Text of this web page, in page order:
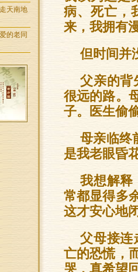
天南地
的老同
病、死亡，
来，我拥有
但时间并
父亲的背
很远的路。
子。医生偷
母亲临终
是我老眼昏
我想解释
常都显得多
这才安心地
父母接连
亡的恐慌，
哭，真希望